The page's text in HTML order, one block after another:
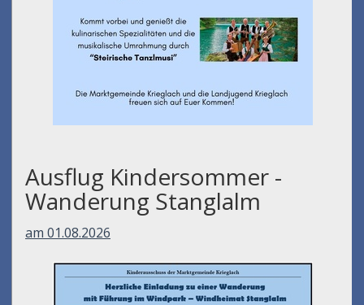
Ausflug Kindersommer -
Wanderung Stanglalm
am 01.08.2026